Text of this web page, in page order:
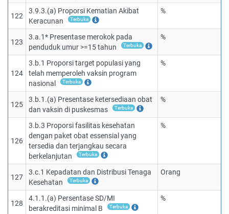
122
3.9.3.(a) Proporsi Kematian Akibat
Keracunan
Terbuka
%
123
3.a.1* Presentase merokok pada
penduduk umur >=15 tahun
Terbuka
%
124
3.b.1 Proporsi target populasi yang
telah memperoleh vaksin program
nasional
Terbuka
%
125
3.b.1.(a) Presentase ketersediaan obat
dan vaksin di puskesmas
Terbuka
%
126
3.b.3 Proporsi fasilitas kesehatan
dengan paket obat essensial yang
tersedia dan terjangkau secara
berkelanjutan
Terbuka
%
127
3.c.1 Kepadatan dan Distribusi Tenaga
Kesehatan
Terbuka
Orang
128
4.1.1.(a) Persentase SD/MI
berakreditasi minimal B
Terbuka
%